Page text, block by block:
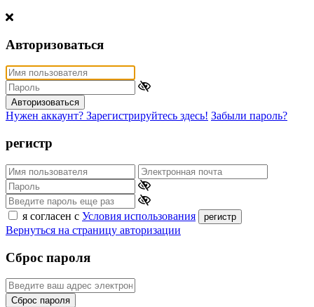
Авторизоваться
Авторизоваться
Нужен аккаунт? Зарегистрируйтесь здесь! Забыли пароль?
регистр
я согласен с Условия использования регистр
Вернуться на страницу авторизации
Сброс пароля
Сброс пароля